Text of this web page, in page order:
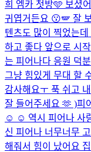
희 엠카 첫방🩵 보셨
귀엽거든요 😗​🪽 잘
텐츠도 많이 찍었는
하고 좋다 앞으로 시
는 피어나다 응원 덕
그냥 힘있게 무대 할
감사해요ㅜ 푹 쉬고
잘 들어주세요 🫶 )피
☺️ ☺️ 역시 피어나 사
신 피어나 너무너무
해줘서 힘이 났어요